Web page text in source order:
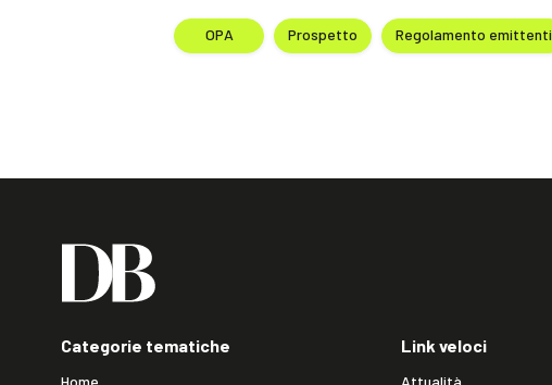
OPA Prospetto Regolamento emittenti
Categorie tematiche
Home
Link veloci
Attualità